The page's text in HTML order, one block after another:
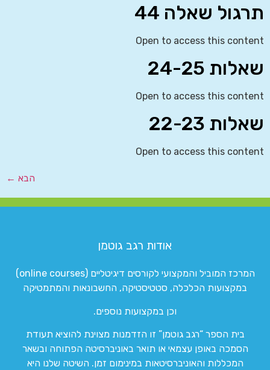
תרגול שאלה 44
Open to access this content
שאלות 24-25
Open to access this content
שאלות 22-23
Open to access this content
הבא ←
אודות רגב גוטמן
המרכז המוביל והמקצועי לקורסים דיגיטליים (online courses)
במקצועות הכלכלה, סטטיסטיקה, החשבונאות והמתמטיקה
וכן במקצועות נוספים.
בית הספר “רגב גוטמן” זו הזדמנות מצוינת להוציא תעודת
הסמכה באופן עצמאי או תואר באוניברסיטה הפתוחה ובשאר
המכללות והאוניברסיטאות במינימום זמן. השיטה שלנו היא